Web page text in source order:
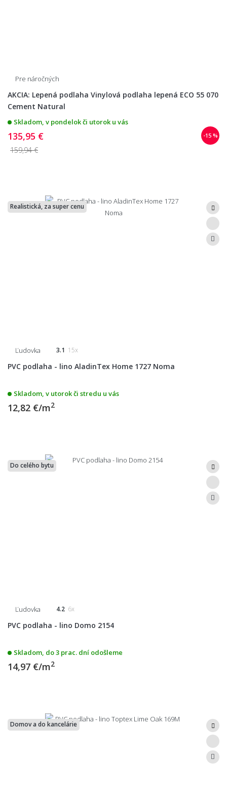
Pre náročných
AKCIA: Lepená podlaha Vinylová podlaha lepená ECO 55 070
Cement Natural
Skladom, v pondelok či utorok u vás
-15 %
135,95 €
159,94 €
Realistická, za super cenu
Ľudovka 3.1 15x
PVC podlaha - lino AladinTex Home 1727 Noma
Skladom, v utorok či stredu u vás
12,82 €/m2
Do celého bytu
Ľudovka 4.2 6x
PVC podlaha - lino Domo 2154
Skladom, do 3 prac. dní odošleme
14,97 €/m2
Domov a do kancelárie